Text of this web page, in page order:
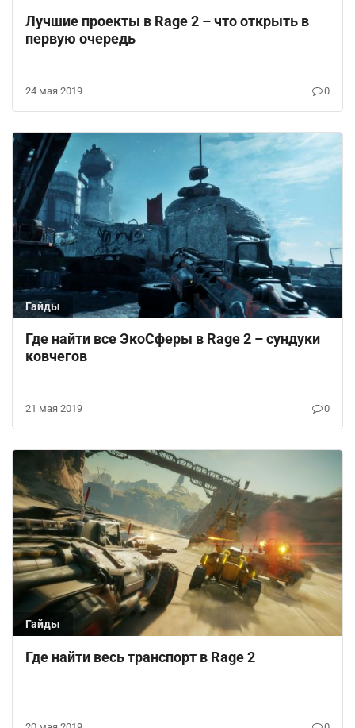
Лучшие проекты в Rage 2 – что открыть в
первую очередь
24 мая 2019 0
Гайды
Где найти все ЭкоСферы в Rage 2 – сундуки
ковчегов
21 мая 2019 0
Гайды
Где найти весь транспорт в Rage 2